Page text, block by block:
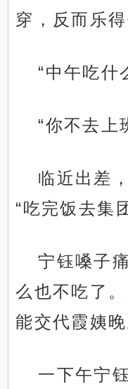
穿，反而乐得
“中午吃什
“你不去上
临近出差
“吃完饭去集
宁钰嗓子
么也不吃了
能交代霞姨
一下午宁